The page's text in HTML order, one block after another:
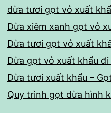
dừa tươi gọt vỏ xuất
Dừa xiêm xanh gọt vỏ
Dừa tươi gọt vỏ xuất
Dừa gọt vỏ xuất khẩu
Dừa tươi xuất khẩu –
Quy trình gọt dừa hình